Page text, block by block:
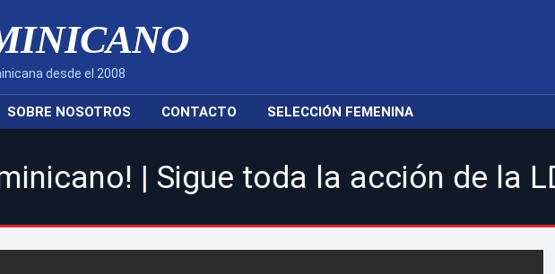
desde el 2008
SOBRE NOSOTROS CONTACTO SELECCIÓN FEMENINA
| Sigue toda la acción de la LDF,